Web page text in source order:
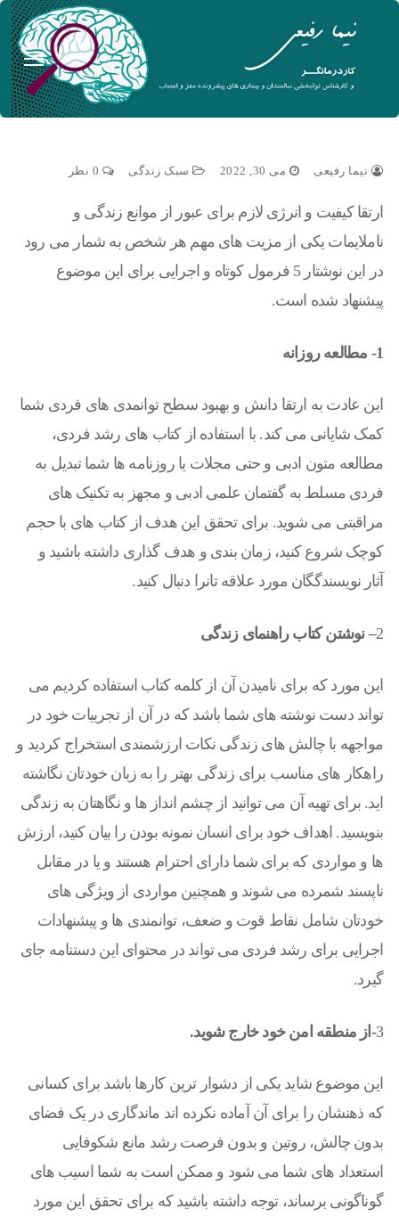
نیما رفیعی می 30, 2022 سبک زندگی
ارتقا کیفیت و انرژی لازم برای عبور از موانع زندگی و
ناملایمات یکی از مزیت های مهم هر شخص به شمار می رود
در این نوشتار 5 فرمول کوتاه و اجرایی برای این موضوع
پیشنهاد شده است.
1- مطالعه روزانه
این عادت به ارتقا دانش و بهبود سطح توانمدی های فردی شما
کمک شایانی می کند. با استفاده از کتاب های رشد فردی،
مطالعه متون ادبی و حتی مجلات یا روزنامه ها شما تبدیل به
فردی مسلط به گفتمان علمی ادبی و مجهز به تکنیک های
مراقبتی می شوید. برای تحقق این هدف از کتاب های با حجم
کوچک شروع کنید، زمان بندی و هدف گذاری داشته باشید و
آثار نویسندگگان مورد علاقه تانرا دنبال کنید.
2– نوشتن کتاب راهنمای زندگی
این مورد که برای نامیدن آن از کلمه کتاب استفاده کردیم می
تواند دست نوشته های شما باشد که در آن از تجربیات خود در
مواجهه با چالش های زندگی نکات ارزشمندی استخراج کردید و
راهکار های مناسب برای زندگی بهتر را به زبان خودتان نگاشته
اید. برای تهیه آن می توانید از چشم انداز ها و نگاهتان به زندگی
بنویسید. اهداف خود برای انسان نمونه بودن را بیان کنید، ارزش
ها و مواردی که برای شما دارای احترام هستند و یا در مقابل
ناپسند شمرده می شوند و همچنین مواردی از ویژگی های
خودتان شامل نقاط قوت و ضعف، توانمندی ها و پیشنهادات
اجرایی برای رشد فردی می تواند در محتوای این دستنامه جای
گیرد.
3-از منطقه امن خود خارج شوید.
این موضوع شاید یکی از دشوار ترین کارها باشد برای کسانی
که ذهنشان را برای آن آماده نکرده اند ماندگاری در یک فضای
بدون چالش، روتین و بدون فرصت رشد مانع شکوفایی
استعداد های شما می شود و ممکن است به شما اسیب های
گوناگونی برساند، توجه داشته باشید که برای تحقق این مورد